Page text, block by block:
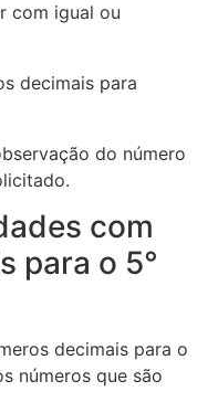
com igual ou
do número
com
para o 5°
decimais para o
números que são